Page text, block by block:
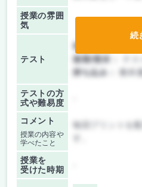
授業の雰囲
気
テスト
前期/中間：
後期/期末：
持ち込み：
教科
テストの方
式や難易度
コメント
授業の内容や
学べたこと
毎回プリントを
授業を
受けた時期
続